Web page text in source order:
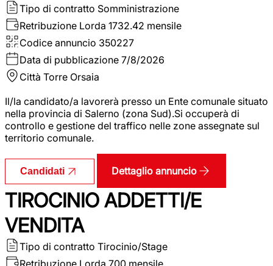
Tipo di contratto Somministrazione
Retribuzione Lorda 1732.42 mensile
Codice annuncio 350227
Data di pubblicazione 7/8/2026
Città Torre Orsaia
Il/la candidato/a lavorerà presso un Ente comunale situato
nella provincia di Salerno (zona Sud).Si occuperà di
controllo e gestione del traffico nelle zone assegnate sul
territorio comunale.
Candidati Dettaglio annuncio
TIROCINIO ADDETTI/E
VENDITA
Tipo di contratto Tirocinio/Stage
Retribuzione Lorda 700 mensile